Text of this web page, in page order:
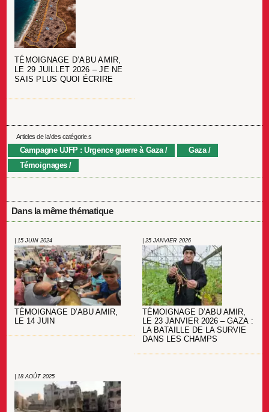
TÉMOIGNAGE D’ABU AMIR,
LE 29 JUILLET 2026 – JE NE
SAIS PLUS QUOI ÉCRIRE
Articles de la/des catégorie.s
Campagne UJFP : Urgence guerre à Gaza
Gaza
Témoignages
Dans la même thématique
| 15 JUIN 2024
TÉMOIGNAGE D’ABU AMIR,
LE 14 JUIN
| 25 JANVIER 2026
TÉMOIGNAGE D’ABU AMIR,
LE 23 JANVIER 2026 – GAZA :
LA BATAILLE DE LA SURVIE
DANS LES CHAMPS
| 18 AOÛT 2025